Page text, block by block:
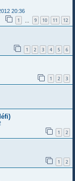
20:36
1 9 10 11 12
1 2 3 4 5 6
1 2 3
1 2
1 2